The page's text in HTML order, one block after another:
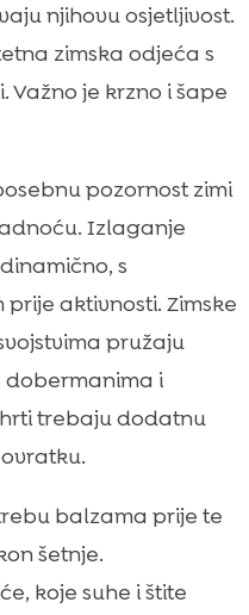
njihovu osjetljivost.
zimska odjeća s
je krzno i šape
pozornost zimi
Izlaganje
s
aktivnosti. Zimske
pružaju
dobermanima i
trebaju dodatnu
balzama prije te
šetnje.
koje suhe i štite